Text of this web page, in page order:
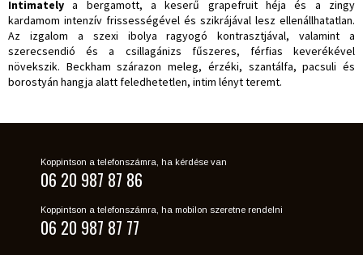
Intimately a bergamott, a keserű grapefruit héja és a zingy
kardamom intenzív frissességével és szikrájával lesz ellenállhatatlan.
Az izgalom a szexi ibolya ragyogó kontrasztjával, valamint a
szerecsendió és a csillagánizs fűszeres, férfias keverékével
növekszik. Beckham szárazon meleg, érzéki, szantálfa, pacsuli és
borostyán hangja alatt feledhetetlen, intim lényt teremt.
Koppintson a telefonszámra, ha kérdése van
06 20 987 87 86
Koppintson a telefonszámra, ha mobilon szeretne rendelni
06 20 987 87 77